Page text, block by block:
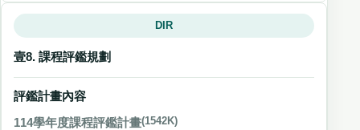
DIR
壹8. 課程評鑑規劃
評鑑計畫內容
114學年度課程評鑑計畫(1542K)